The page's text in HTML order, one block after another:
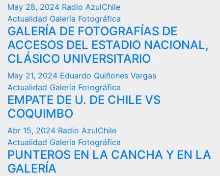
May 28, 2024 Radio AzulChile
Actualidad Galería Fotográfica
GALERÍA DE FOTOGRAFÍAS DE
ACCESOS DEL ESTADIO NACIONAL,
CLÁSICO UNIVERSITARIO
May 21, 2024 Eduardo Quiñones Vargas
Actualidad Galería Fotográfica
EMPATE DE U. DE CHILE VS
COQUIMBO
Abr 15, 2024 Radio AzulChile
Actualidad Galería Fotográfica
PUNTEROS EN LA CANCHA Y EN LA
GALERÍA